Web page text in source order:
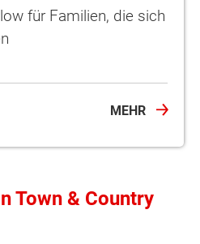
für Familien, die sich
MEHR
Town & Country